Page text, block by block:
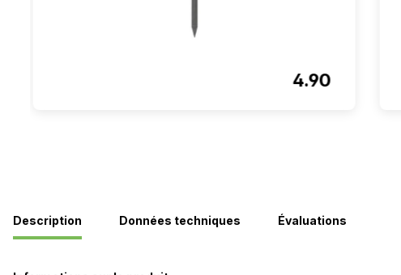
4.90
Description Données techniques Évaluations